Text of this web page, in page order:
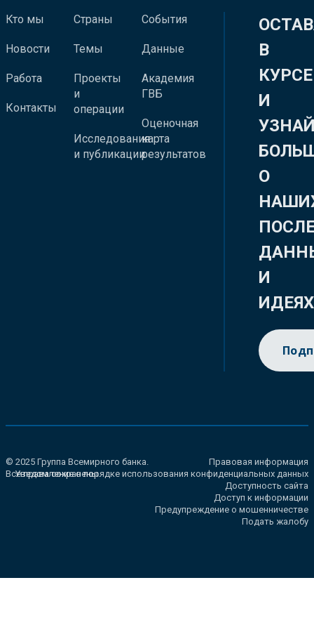
Кто мы
Новости
Работа
Контакты
Страны
Темы
Проекты
и
операции
Исследования
и публикации
События
Данные
Академия
ГВБ
Оценочная
карта
результатов
В
КУРСЕ
И
О
И
ИДЕЯХ
© 2025 Группа Всемирного банка.
Все права сохранены.
Правовая информация
Уведомление о порядке использования конфиденциальных данных
Доступность сайта
Доступ к информации
Предупреждение о мошенничестве
Подать жалобу